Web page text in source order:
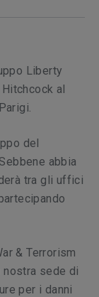
Liberty
al
del
abbia
tra gli uffici
& Terrorism
nostra sede di
per i danni